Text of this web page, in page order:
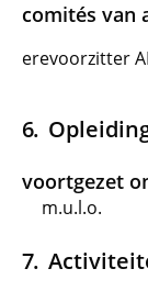
comités van
erevoorzitter
voortgezet
m.u.l.o.